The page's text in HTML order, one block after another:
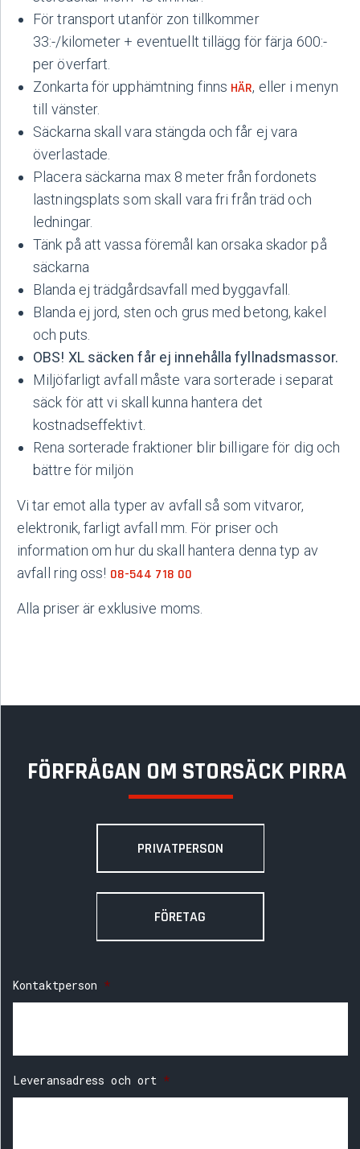
För transport utanför zon tillkommer
33:-/kilometer + eventuellt tillägg för färja 600:-
per överfart.
Zonkarta för upphämtning finns HÄR, eller i menyn
till vänster.
Säckarna skall vara stängda och får ej vara
överlastade.
Placera säckarna max 8 meter från fordonets
lastningsplats som skall vara fri från träd och
ledningar.
Tänk på att vassa föremål kan orsaka skador på
säckarna
Blanda ej trädgårdsavfall med byggavfall.
Blanda ej jord, sten och grus med betong, kakel
och puts.
OBS! XL säcken får ej innehålla fyllnadsmassor.
Miljöfarligt avfall måste vara sorterade i separat
säck för att vi skall kunna hantera det
kostnadseffektivt.
Rena sorterade fraktioner blir billigare för dig och
bättre för miljön
Vi tar emot alla typer av avfall så som vitvaror,
elektronik, farligt avfall mm. För priser och
information om hur du skall hantera denna typ av
avfall ring oss! 08-544 718 00
Alla priser är exklusive moms.
FÖRFRÅGAN OM STORSÄCK PIRRA
PRIVATPERSON
FÖRETAG
Kontaktperson *
Leveransadress och ort *